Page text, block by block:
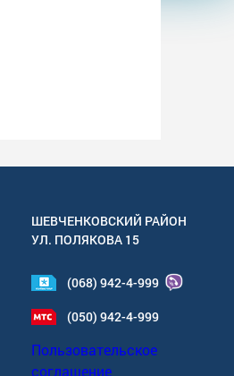
ШЕВЧЕНКОВСКИЙ РАЙОН
УЛ. ПОЛЯКОВА 15
(068) 942-4-999
(050) 942-4-999
Пользовательское
соглашение